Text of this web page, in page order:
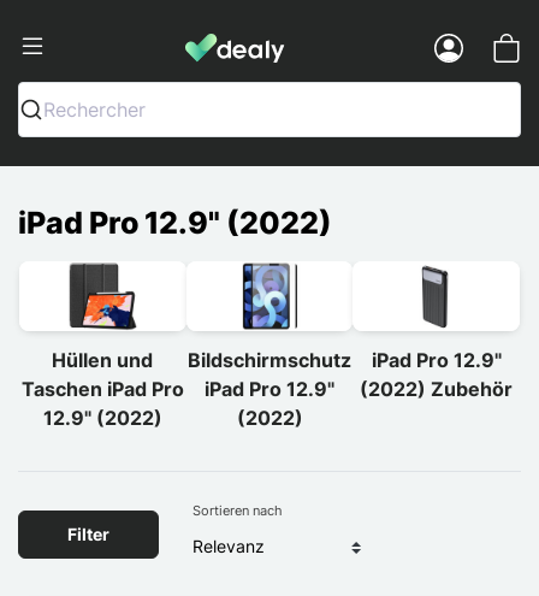
Dealy - Hüllen und Zubehör für
Rechercher
iPad Pro 12.9" (2022)
Hüllen und
Taschen iPad Pro
12.9" (2022)
Bildschirmschutz
iPad Pro 12.9"
(2022)
iPad Pro 12.9"
(2022) Zubehör
Filter
Sortieren nach